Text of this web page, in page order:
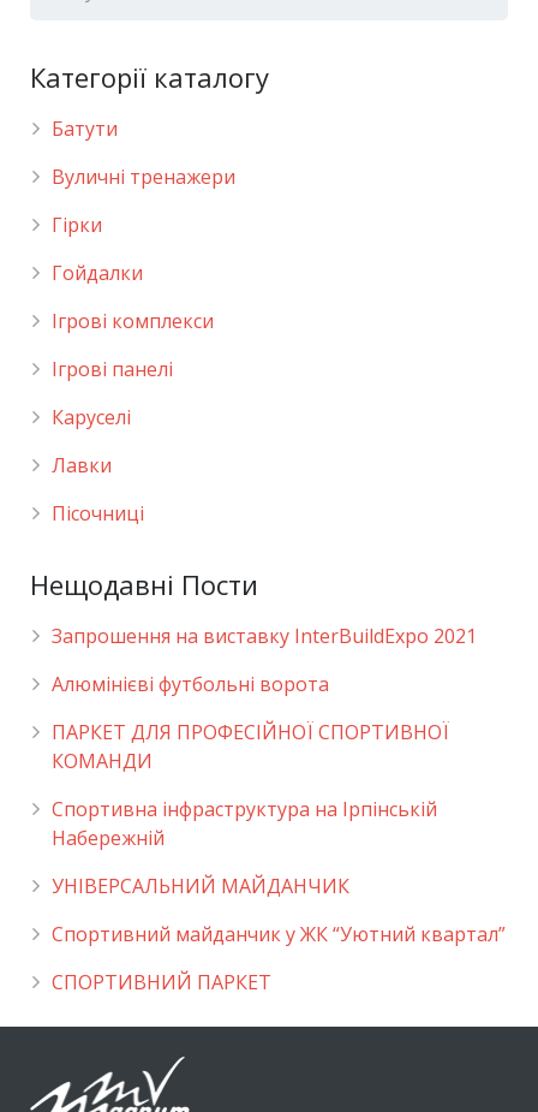
Категорії каталогу
Батути
Вуличні тренажери
Гірки
Гойдалки
Ігрові комплекси
Ігрові панелі
Каруселі
Лавки
Пісочниці
Нещодавні Пости
Запрошення на виставку InterBuildExpo 2021
Алюмінієві футбольні ворота
ПАРКЕТ ДЛЯ ПРОФЕСІЙНОЇ СПОРТИВНОЇ
КОМАНДИ
Спортивна інфраструктура на Ірпінській
Набережній
УНІВЕРСАЛЬНИЙ МАЙДАНЧИК
Cпортивний майданчик у ЖК “Уютний квартал”
СПОРТИВНИЙ ПАРКЕТ